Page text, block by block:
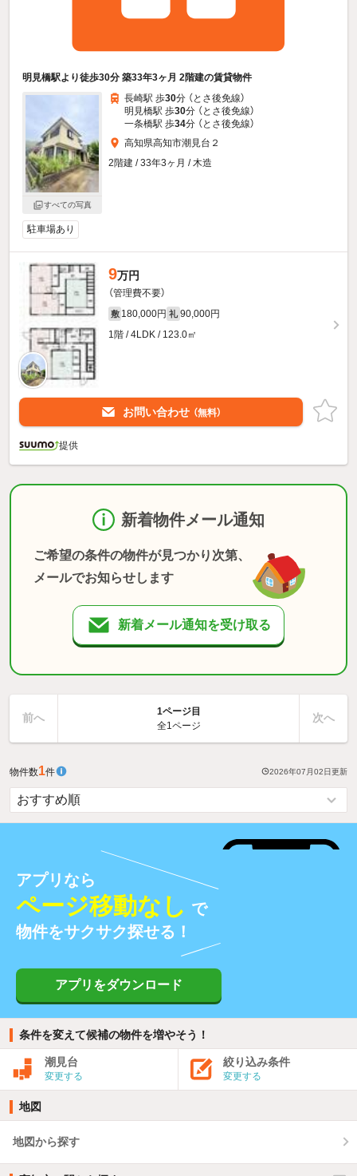
明見橋駅より徒歩30分 築33年3ヶ月 2階建の賃貸物件
すべての写真
長崎駅 歩30分 （とさ後免線）
明見橋駅 歩30分 （とさ後免線）
一条橋駅 歩34分 （とさ後免線）
高知県高知市潮見台２
2階建 / 33年3ヶ月 / 木造
駐車場あり
9万円
（管理費不要）
敷 180,000円 礼 90,000円
1階 / 4LDK / 123.0㎡
お問い合わせ （無料）
提供
新着物件メール通知
ご希望の条件の物件が見つかり次第、
メールでお知らせします
新着メール通知を受け取る
前へ
1ページ目
全1ページ
次へ
物件数1件 2026年07月02日更新
アプリなら
ページ移動なし で
物件をサクサク探せる！
アプリをダウンロード
条件を変えて候補の物件を増やそう！
潮見台
変更する
絞り込み条件
変更する
地図
地図から探す